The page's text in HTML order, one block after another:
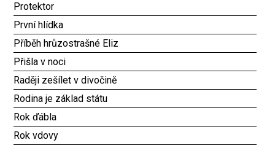
Protektor
První hlídka
Příběh hrůzostrašné Eliz
Přišla v noci
Raději zešílet v divočině
Rodina je základ státu
Rok ďábla
Rok vdovy